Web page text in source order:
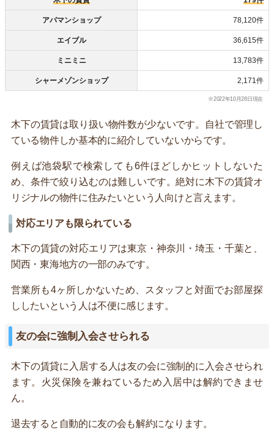
アパマンショップ 78,120件
エイブル 36,615件
ミニミニ 13,783件
シャーメゾンショップ 2,171件
※2022年10月28日現在
木下の賃貸は取り扱い物件数が少ないです。自社で管理し
ている物件しか基本的に紹介していないからです。
例えば池袋駅で検索しても6件ほどしかヒットしないた
め、条件で絞り込むのは難しいです。絶対に木下の賃貸オ
リジナルの物件に住みたいという人向けと言えます。
対応エリアも限られている
木下の賃貸の対応エリアは東京・神奈川・埼玉・千葉と、
関西・東海地方の一部のみです。
営業所も4ヶ所しかないため、スタッフと対面でお部屋探
ししたいという人は不便に感じます。
友の会に強制入会させられる
木下の賃貸に入居する人は友の会に強制的に入会させられ
ます。火災保険を兼ねているため入居中は解約できませ
ん。
退去すると自動的に友の会も解約になります。